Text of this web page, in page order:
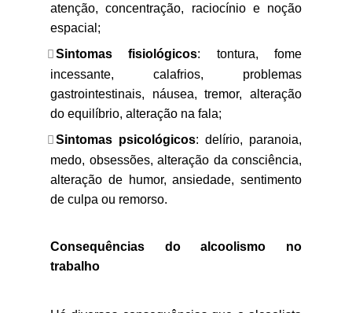
atenção, concentração, raciocínio e noção
espacial;
Sintomas fisiológicos: tontura, fome
incessante, calafrios, problemas
gastrointestinais, náusea, tremor, alteração
do equilíbrio, alteração na fala;
Sintomas psicológicos: delírio, paranoia,
medo, obsessões, alteração da consciência,
alteração de humor, ansiedade, sentimento
de culpa ou remorso.
Consequências do alcoolismo no
trabalho